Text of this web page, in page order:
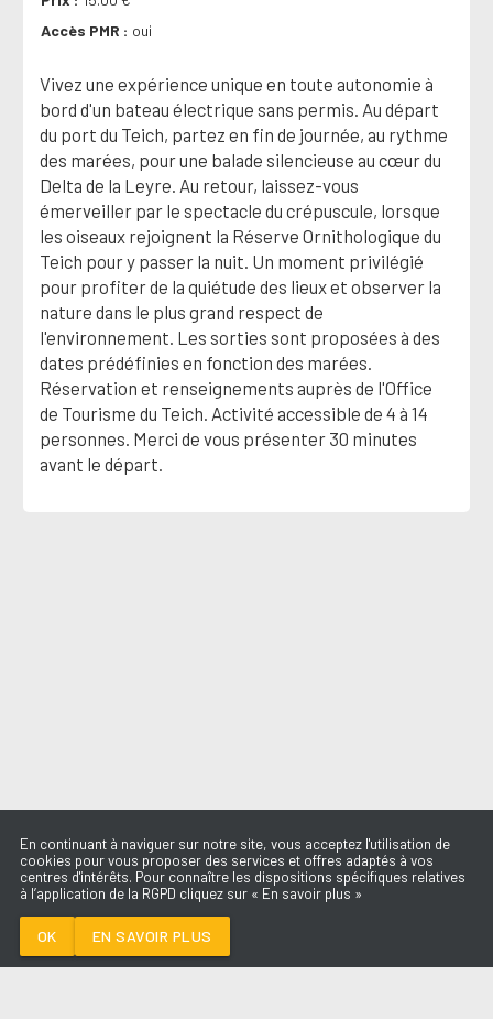
THE FEELING
Accès PMR
oui
Vivez une expérience unique en toute autonomie à
bord d'un bateau électrique sans permis. Au départ
du port du Teich, partez en fin de journée, au rythme
des marées, pour une balade silencieuse au cœur du
Delta de la Leyre. Au retour, laissez-vous
émerveiller par le spectacle du crépuscule, lorsque
les oiseaux rejoignent la Réserve Ornithologique du
Teich pour y passer la nuit. Un moment privilégié
pour profiter de la quiétude des lieux et observer la
nature dans le plus grand respect de
l'environnement. Les sorties sont proposées à des
dates prédéfinies en fonction des marées.
Réservation et renseignements auprès de l'Office
de Tourisme du Teich. Activité accessible de 4 à 14
personnes. Merci de vous présenter 30 minutes
avant le départ.
En continuant à naviguer sur notre site, vous acceptez l'utilisation de
cookies pour vous proposer des services et offres adaptés à vos
centres d'intérêts. Pour connaître les dispositions spécifiques relatives
à l’application de la RGPD cliquez sur « En savoir plus »
OK EN SAVOIR PLUS